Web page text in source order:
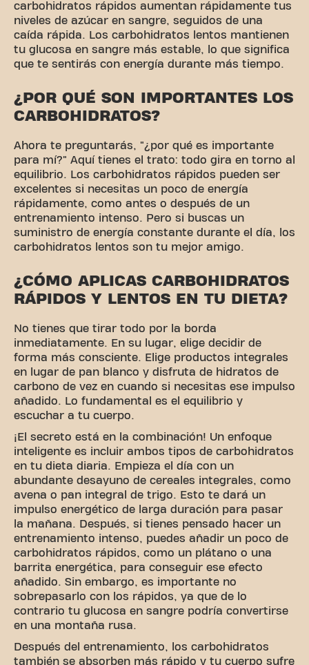
carbohidratos rápidos aumentan rápidamente tus
niveles de azúcar en sangre, seguidos de una
caída rápida. Los carbohidratos lentos mantienen
tu glucosa en sangre más estable, lo que significa
que te sentirás con energía durante más tiempo.
¿POR QUÉ SON IMPORTANTES LOS
CARBOHIDRATOS?
Ahora te preguntarás, "¿por qué es importante
para mí?" Aquí tienes el trato: todo gira en torno al
equilibrio. Los carbohidratos rápidos pueden ser
excelentes si necesitas un poco de energía
rápidamente, como antes o después de un
entrenamiento intenso. Pero si buscas un
suministro de energía constante durante el día, los
carbohidratos lentos son tu mejor amigo.
¿CÓMO APLICAS CARBOHIDRATOS
RÁPIDOS Y LENTOS EN TU DIETA?
No tienes que tirar todo por la borda
inmediatamente. En su lugar, elige decidir de
forma más consciente. Elige productos integrales
en lugar de pan blanco y disfruta de hidratos de
carbono de vez en cuando si necesitas ese impulso
añadido. Lo fundamental es el equilibrio y
escuchar a tu cuerpo.
¡El secreto está en la combinación! Un enfoque
inteligente es incluir ambos tipos de carbohidratos
en tu dieta diaria. Empieza el día con un
abundante desayuno de cereales integrales, como
avena o pan integral de trigo. Esto te dará un
impulso energético de larga duración para pasar
la mañana. Después, si tienes pensado hacer un
entrenamiento intenso, puedes añadir un poco de
carbohidratos rápidos, como un plátano o una
barrita energética, para conseguir ese efecto
añadido. Sin embargo, es importante no
sobrepasarlo con los rápidos, ya que de lo
contrario tu glucosa en sangre podría convertirse
en una montaña rusa.
Después del entrenamiento, los carbohidratos
también se absorben más rápido y tu cuerpo sufre